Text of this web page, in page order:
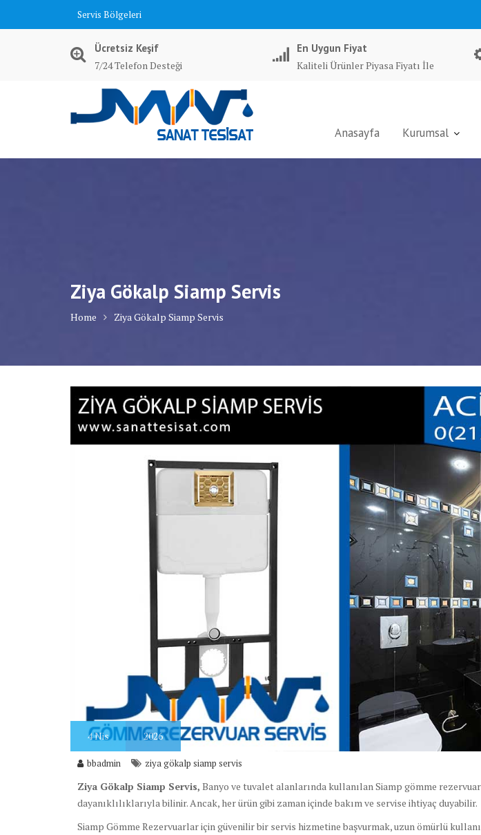
Servis Bölgeleri
Ücretsiz Keşif
7/24 Telefon Desteği
En Uygun Fiyat
Kaliteli Ürünler Piyasa Fiyatı İle
Anasayfa Kurumsal
Ziya Gökalp Siamp Servis
Home Ziya Gökalp Siamp Servis
4Nis 2026
bbadmin ziya gökalp siamp servis
Ziya Gökalp Siamp Servis, Banyo ve tuvalet alanlarında kullanılan Siamp gömme
dayanıklılıklarıyla bilinir. Ancak, her ürün gibi zaman içinde bakım ve servise ihtiyaç duyabilir.
Siamp Gömme Rezervuarlar için güvenilir bir servis hizmetine başvurmak, uzun ömürlü